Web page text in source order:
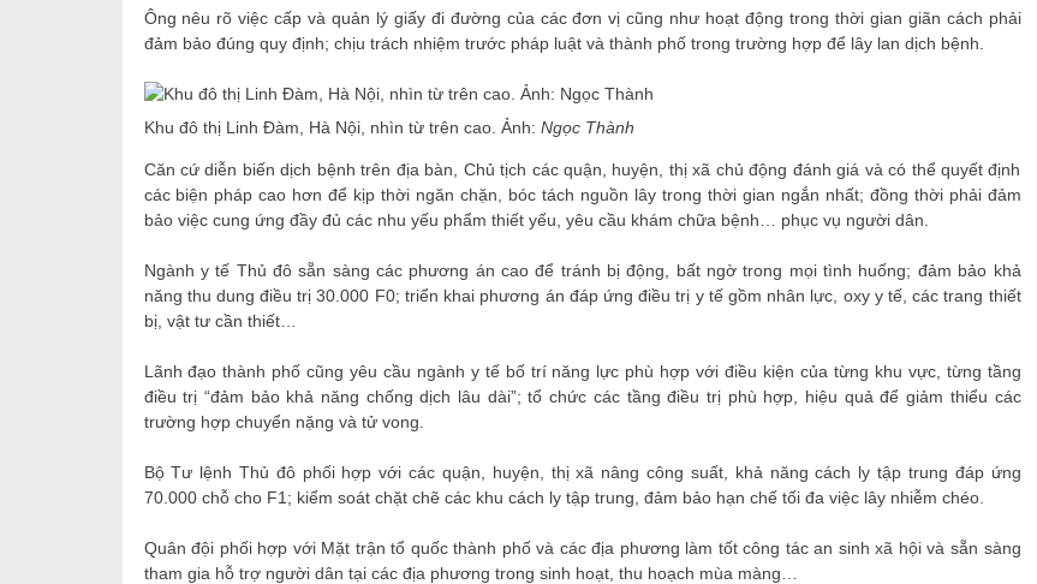
Ông nêu rõ việc cấp và quản lý giấy đi đường của các đơn vị cũng như hoạt động trong thời gian giãn cách phải
đảm bảo đúng quy định; chịu trách nhiệm trước pháp luật và thành phố trong trường hợp để lây lan dịch bệnh.
Khu đô thị Linh Đàm, Hà Nội, nhìn từ trên cao. Ảnh: Ngọc Thành
Căn cứ diễn biến dịch bệnh trên địa bàn, Chủ tịch các quận, huyện, thị xã chủ động đánh giá và có thể quyết định
các biện pháp cao hơn để kịp thời ngăn chặn, bóc tách nguồn lây trong thời gian ngắn nhất; đồng thời phải đảm
bảo việc cung ứng đầy đủ các nhu yếu phẩm thiết yếu, yêu cầu khám chữa bệnh… phục vụ người dân.
Ngành y tế Thủ đô sẵn sàng các phương án cao để tránh bị động, bất ngờ trong mọi tình huống; đảm bảo khả
năng thu dung điều trị 30.000 F0; triển khai phương án đáp ứng điều trị y tế gồm nhân lực, oxy y tế, các trang thiết
bị, vật tư cần thiết…
Lãnh đạo thành phố cũng yêu cầu ngành y tế bố trí năng lực phù hợp với điều kiện của từng khu vực, từng tầng
điều trị “đảm bảo khả năng chống dịch lâu dài”; tổ chức các tầng điều trị phù hợp, hiệu quả để giảm thiểu các
trường hợp chuyển nặng và tử vong.
Bộ Tư lệnh Thủ đô phối hợp với các quận, huyện, thị xã nâng công suất, khả năng cách ly tập trung đáp ứng
70.000 chỗ cho F1; kiểm soát chặt chẽ các khu cách ly tập trung, đảm bảo hạn chế tối đa việc lây nhiễm chéo.
Quân đội phối hợp với Mặt trận tổ quốc thành phố và các địa phương làm tốt công tác an sinh xã hội và sẵn sàng
tham gia hỗ trợ người dân tại các địa phương trong sinh hoạt, thu hoạch mùa màng…